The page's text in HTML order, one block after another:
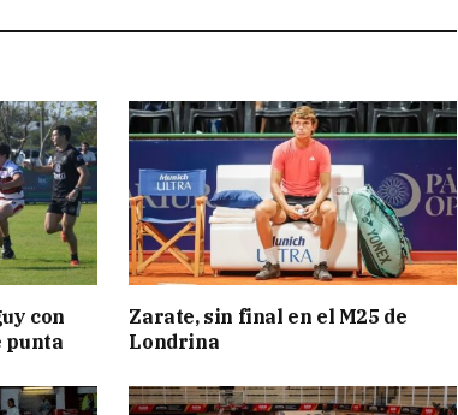
con
punta
Zarate, sin final en el M25 de
Londrina